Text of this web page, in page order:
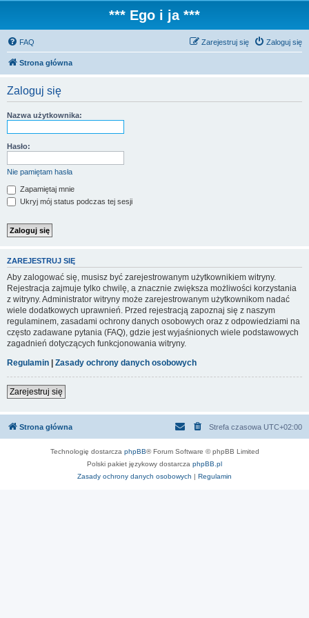
*** Ego i ja ***
FAQ Zaloguj się
Zarejestruj się
Strona główna
Zaloguj się
Nazwa użytkownika:
Hasło:
Nie pamiętam hasła
Zapamiętaj mnie
Ukryj mój status podczas tej sesji
ZAREJESTRUJ SIĘ
Aby zalogować się, musisz być zarejestrowanym użytkownikiem witryny.
Rejestracja zajmuje tylko chwilę, a znacznie zwiększa możliwości korzystania
z witryny. Administrator witryny może zarejestrowanym użytkownikom nadać
wiele dodatkowych uprawnień. Przed rejestracją zapoznaj się z naszym
regulaminem, zasadami ochrony danych osobowych oraz z odpowiedziami na
często zadawane pytania (FAQ), gdzie jest wyjaśnionych wiele podstawowych
zagadnień dotyczących funkcjonowania witryny.
Regulamin | Zasady ochrony danych osobowych
Zarejestruj się
Strona główna Strefa czasowa UTC+02:00
Technologię dostarcza phpBB® Forum Software © phpBB Limited
Polski pakiet językowy dostarcza phpBB.pl
Zasady ochrony danych osobowych | Regulamin